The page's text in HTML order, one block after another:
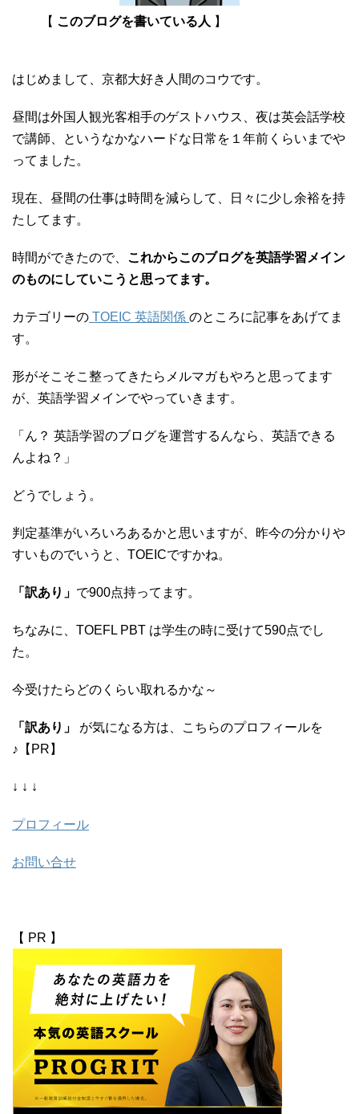
【 このブログを書いている人 】
はじめまして、京都大好き人間のコウです。
昼間は外国人観光客相手のゲストハウス、夜は英会話学校
で講師、というなかなハードな日常を１年前くらいまでや
ってました。
現在、昼間の仕事は時間を減らして、日々に少し余裕を持
たしてます。
時間ができたので、 これからこのブログを英語学習メイン
のものにしていこうと思ってます。
カテゴリーの TOEIC 英語関係 のところに記事をあげてま
す。
形がそこそこ整ってきたらメルマガもやろと思ってます
が、英語学習メインでやっていきます。
「ん？ 英語学習のブログを運営するんなら、英語できる
んよね？」
どうでしょう。
判定基準がいろいろあるかと思いますが、昨今の分かりや
すいものでいうと、TOEICですかね。
「訳あり」 で900点持ってます。
ちなみに、TOEFL PBT は学生の時に受けて590点でし
た。
今受けたらどのくらい取れるかな～
「訳あり」
が気になる方は、こちらのプロフィールを
♪【PR】
↓ ↓ ↓
プロフィール
お問い合せ
【 PR 】